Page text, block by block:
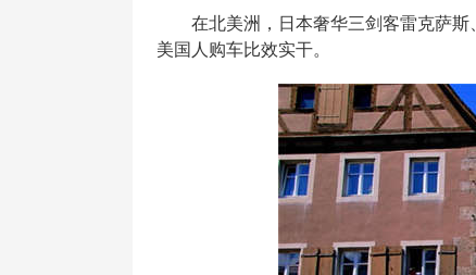
在北美洲，日本奢华三剑客雷克萨斯
美国人购车比效实干。